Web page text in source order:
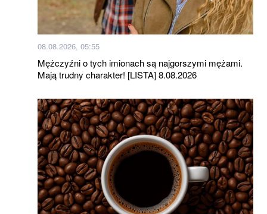
08.08.2026, 05:55
Mężczyźni o tych imionach są najgorszymi mężami.
Mają trudny charakter! [LISTA] 8.08.2026